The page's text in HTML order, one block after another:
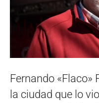
Fernando «Flaco»
la ciudad que lo